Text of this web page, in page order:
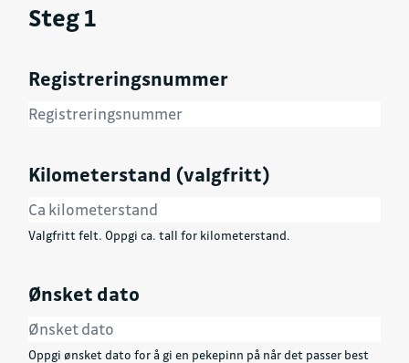
Steg 1
Registreringsnummer
Kilometerstand (valgfritt)
Valgfritt felt. Oppgi ca. tall for kilometerstand.
Ønsket dato
Oppgi ønsket dato for å gi en pekepinn på når det passer best